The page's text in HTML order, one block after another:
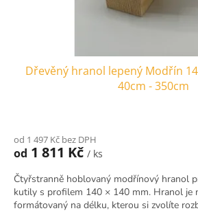
Dřevěný hranol lepený Modřín
40cm - 350cm
od 1 497 Kč bez DPH
od 1 811 Kč / ks
Čtyřstranně hoblovaný modřínový hranol
kutily s profilem 140 × 140 mm. Hranol je
formátovaný na délku, kterou si zvolíte